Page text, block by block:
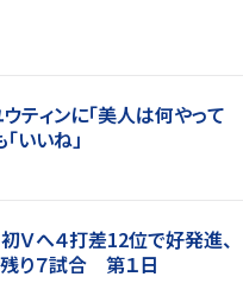
ティンに「美人は何やって
いいね」
Ｖへ４打差12位で好発進、
り７試合 第１日